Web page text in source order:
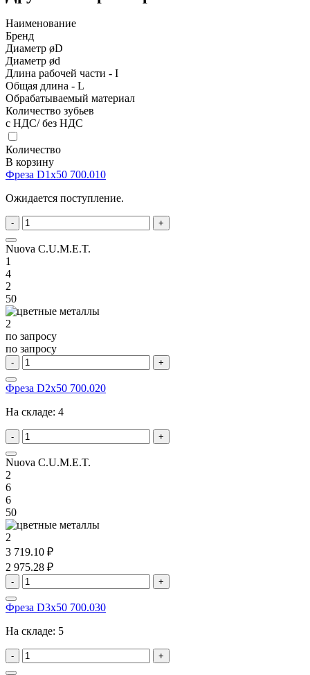
Наименование
Бренд
Диаметр øD
Диаметр ød
Длина рабочей части - I
Общая длина - L
Обрабатываемый материал
Количество зубьев
с НДС/ без НДС
Количество
В корзину
Фреза D1x50 700.010
Ожидается поступление.
- +
Nuova C.U.M.E.T.
1
4
2
50
2
по запросу
по запросу
- +
Фреза D2x50 700.020
На складе: 4
- +
Nuova C.U.M.E.T.
2
6
6
50
2
3 719.10 ₽
2 975.28 ₽
- +
Фреза D3x50 700.030
На складе: 5
- +